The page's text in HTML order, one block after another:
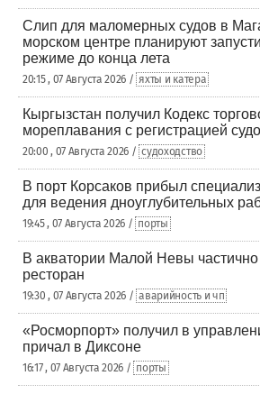
Слип для маломерных судов в
морском центре планируют
режиме до конца лета
20:15 , 07 Августа 2026 / яхты и катера
Кыргызстан получил Кодекс
мореплавания с регистрацией
20:00 , 07 Августа 2026 / судоходство
В порт Корсаков прибыл
для ведения дноуглубительных
19:45 , 07 Августа 2026 / порты
В акватории Малой Невы частично
ресторан
19:30 , 07 Августа 2026 / аварийность и чп
«Росморпорт» получил в
причал в Диксоне
16:17 , 07 Августа 2026 / порты